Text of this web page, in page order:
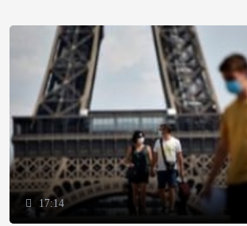
17:14